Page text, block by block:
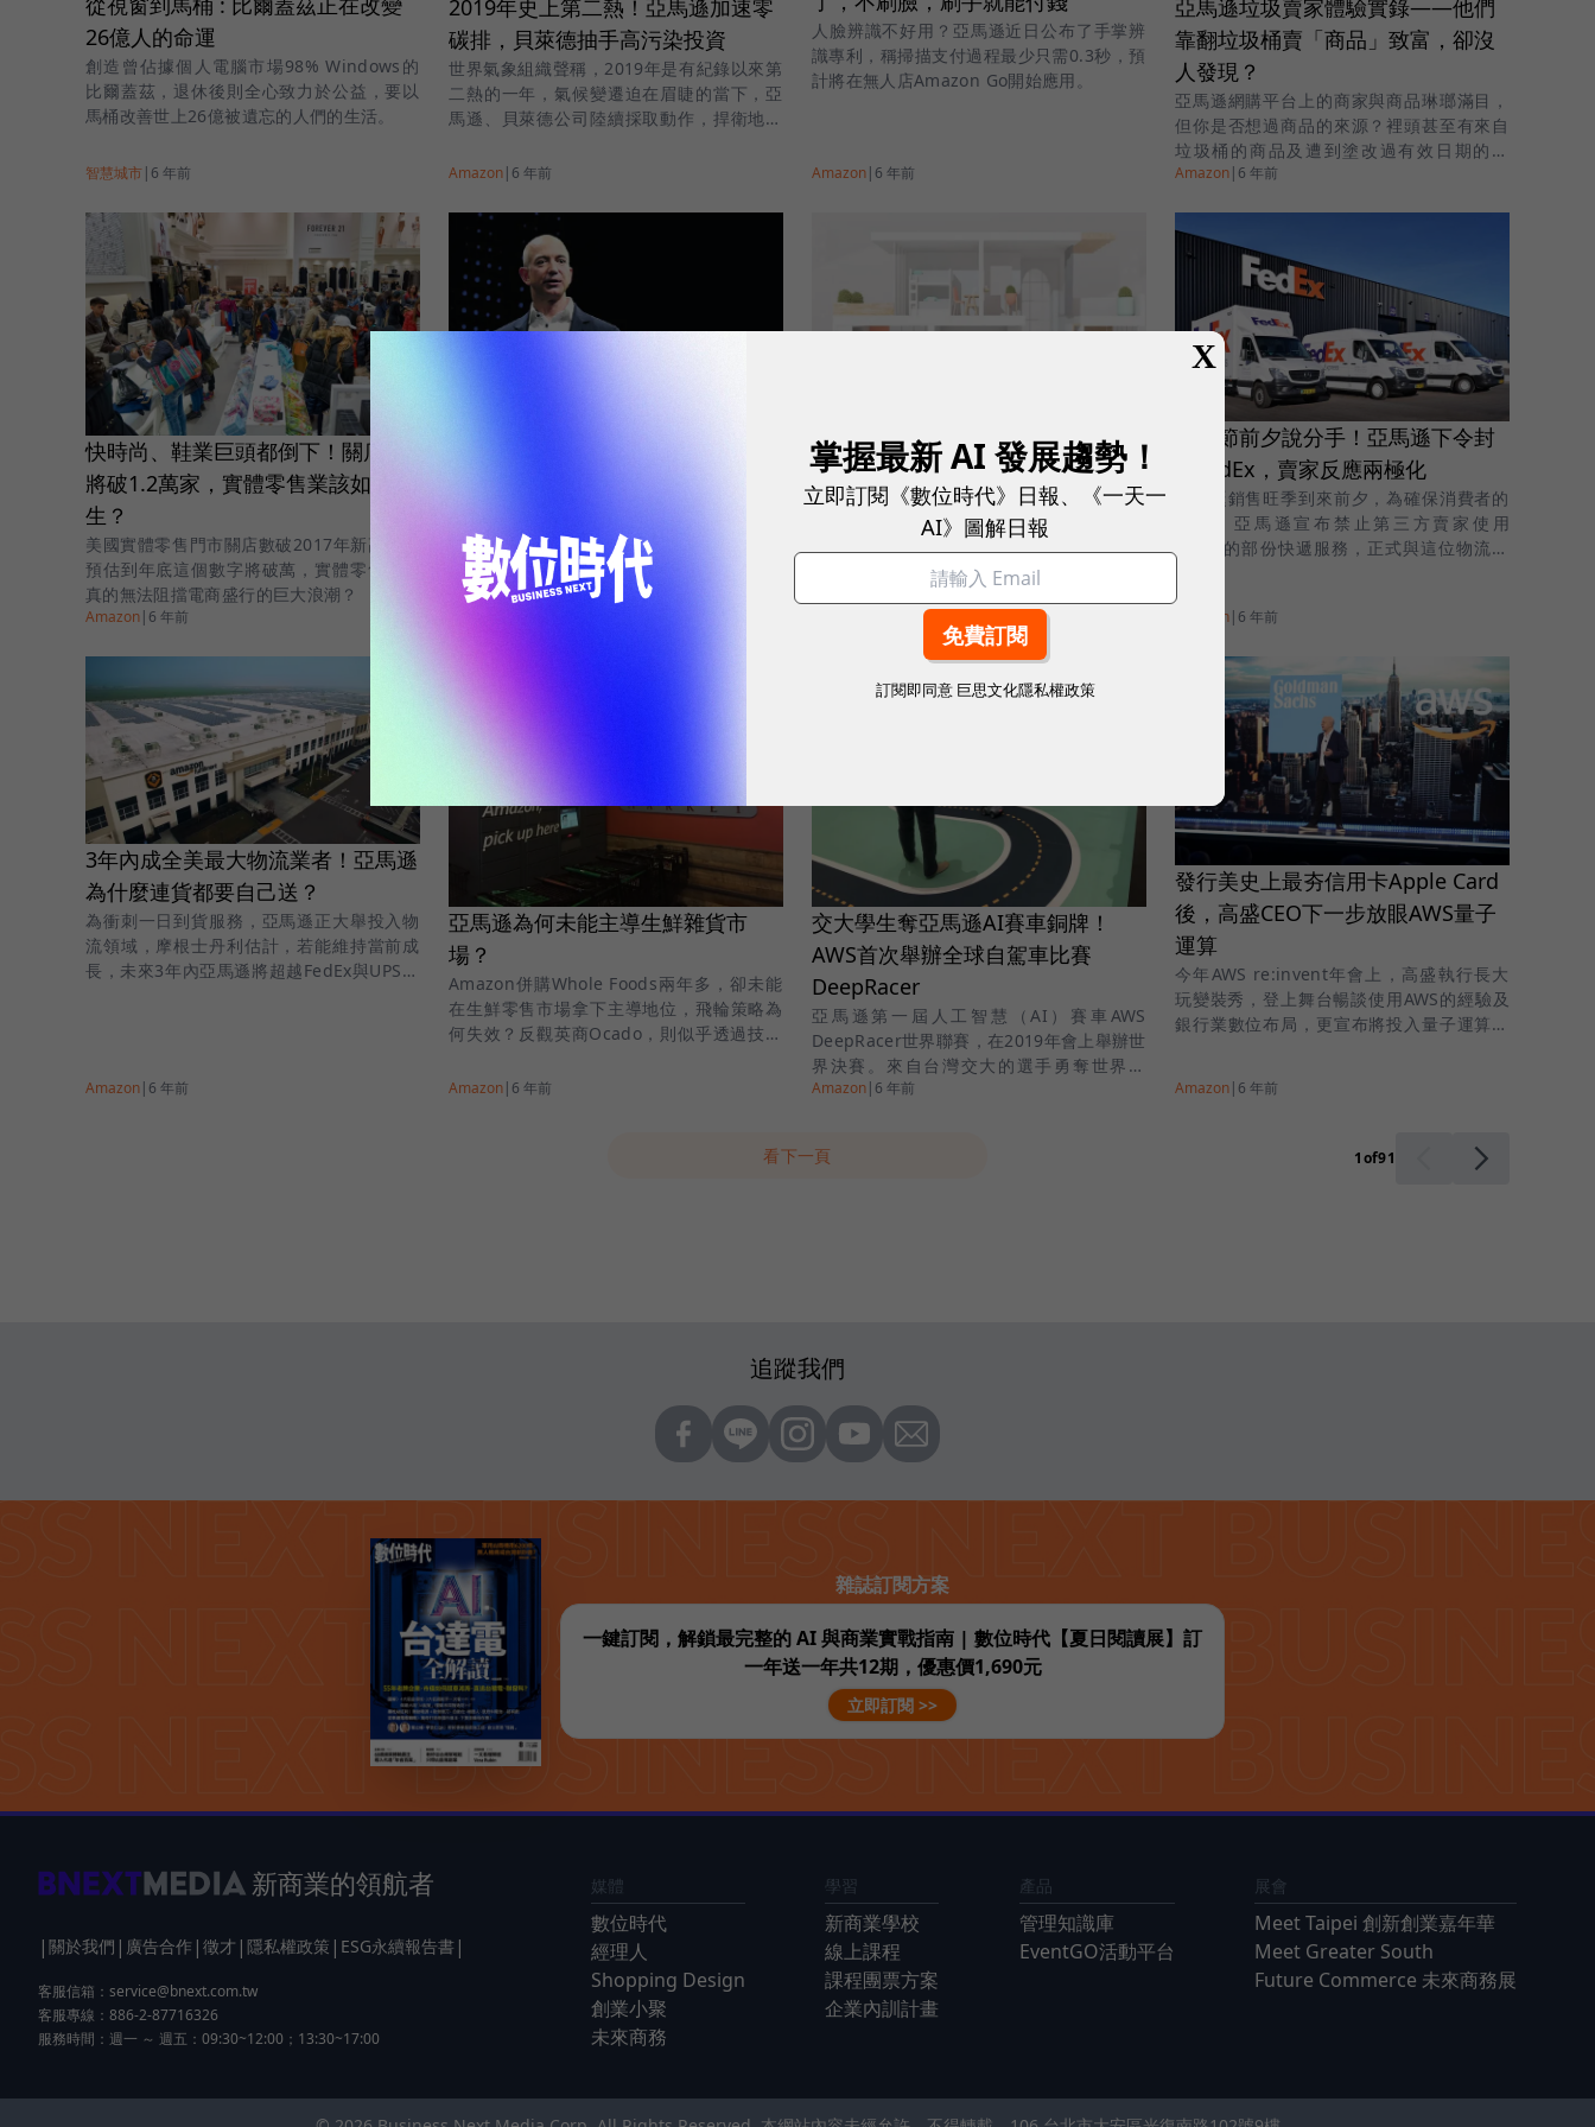
26億人的命運
創造曾佔據個人電腦市場98% Windows的
比爾蓋茲，退休後則全心致力於公益，要以
馬桶改善世上26億被遺忘的人們的生活。
智慧城市| 6 年前
2019年史上第二熱！亞馬遜加速零
碳排，貝萊德抽手高污染投資
世界氣象組織聲稱，2019年是有紀錄以來第
二熱的一年，氣候變遷迫在眉睫的當下，亞
馬遜、貝萊德公司陸續採取動作，捍衛地球
Amazon| 6 年前
人臉辨識不好用？亞馬遜近日公布了手掌辨
識專利，稱掃描支付過程最少只需0.3秒，預
計將在無人店Amazon Go開始應用。
Amazon| 6 年前
亞馬遜垃圾賣家體驗實錄——他們
靠翻垃圾桶賣「商品」致富，卻沒
人發現？
亞馬遜網購平台上的商家與商品琳瑯滿目，
但你是否想過商品的來源？裡頭甚至有來自
垃圾桶的商品及遭到塗改過有效日期的商
品，看起來煥然一新，其來源卻令人髮指。
Amazon| 6 年前
快時尚、鞋業巨頭都倒下！關店數
將破1.2萬家，實體零售業該如何求
生？
美國實體零售門市關店數破2017年新高，且
預估到年底這個數字將破萬，實體零售是否
真的無法阻擋電商盛行的巨大浪潮？
Amazon| 6 年前
出發射逾3千顆衛星上太空，組成衛星網路計
畫，並積極籌備建立新研究總部，且開出大
量職缺。
首！Zigbee聯盟拚解決智慧家居關
鍵難題
亞馬遜、蘋果、Google都積極響應的
Zigbee聯盟，是以創建一個開源標準為目
標，期藉此解決不同公司智慧家居、IoT產品
互不相連的窘況。
聖誕節前夕說分手！亞馬遜下令封
殺FedEx，賣家反應兩極化
在聖誕銷售旺季到來前夕，為確保消費者的
體驗，亞馬遜宣布禁止第三方賣家使用
FedEx的部份快遞服務，正式與這位物流巨
Amazon| 6 年前
3年內成全美最大物流業者！亞馬遜
為什麼連貨都要自己送？
為衝刺一日到貨服務，亞馬遜正大舉投入物
流領域，摩根士丹利估計，若能維持當前成
長，未來3年內亞馬遜將超越FedEx與UPS，
Amazon| 6 年前
亞馬遜為何未能主導生鮮雜貨市
場？
Amazon併購Whole Foods兩年多，卻未能
在生鮮零售市場拿下主導地位，飛輪策略為
何失效？反觀英商Ocado，則似乎透過技術
Amazon| 6 年前
交大學生奪亞馬遜AI賽車銅牌！
AWS首次舉辦全球自駕車比賽
DeepRacer
亞馬遜第一屆人工智慧（AI）賽車AWS
DeepRacer世界聯賽，在2019年會上舉辦世
界決賽。來自台灣交大的選手勇奪世界銅
牌。
Amazon| 6 年前
發行美史上最夯信用卡Apple Card
後，高盛CEO下一步放眼AWS量子
運算
今年AWS re:invent年會上，高盛執行長大
玩變裝秀，登上舞台暢談使用AWS的經驗及
銀行業數位布局，更宣布將投入量子運算技
Amazon| 6 年前
看下一頁 1of91
追蹤我們
雜誌訂閱方案
一鍵訂閱，解鎖最完整的 AI 與商業實戰指南 | 數位時代【夏日閱讀展】訂
一年送一年共12期，優惠價1,690元
立即訂閱 >>
新商業的領航者
| 關於我們 | 廣告合作 | 徵才 | 隱私權政策 | ESG永續報告書 |
客服信箱： service@bnext.com.tw
客服專線：886-2-87716326
服務時間：週一 ～ 週五：09:30~12:00；13:30~17:00
媒體
數位時代
經理人
Shopping Design
創業小聚
未來商務
學習
新商業學校
線上課程
課程團票方案
企業內訓計畫
產品
管理知識庫
EventGO活動平台
展會
Meet Taipei 創新創業嘉年華
Meet Greater South
Future Commerce 未來商務展
X
掌握最新 AI 發展趨勢！
立即訂閱《數位時代》日報、《一天一
AI》圖解日報
訂閱即同意 巨思文化隱私權政策